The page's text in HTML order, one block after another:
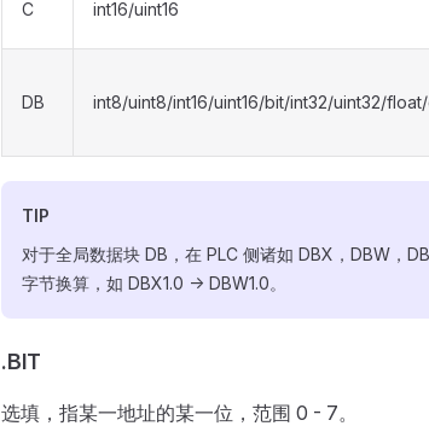
C int16/uint16
DB int8/uint8/int16/uint16/bit/int32/uint32/
TIP
对于全局数据块 DB，在 PLC 侧诸如 DBX，DBW，
字节换算，如 DBX1.0 -> DBW1.0。
.BIT
选填，指某一地址的某一位，范围 0 - 7。